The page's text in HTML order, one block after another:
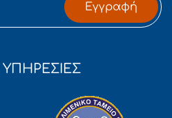
Εγγραφή